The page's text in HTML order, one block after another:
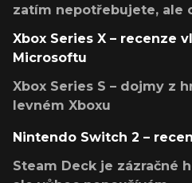
zatím nepotřebujete, ale
Xbox Series X – recenze
Microsoftu
Xbox Series S – dojmy z
levném Xboxu
Nintendo Switch 2 –
Steam Deck je zázračné